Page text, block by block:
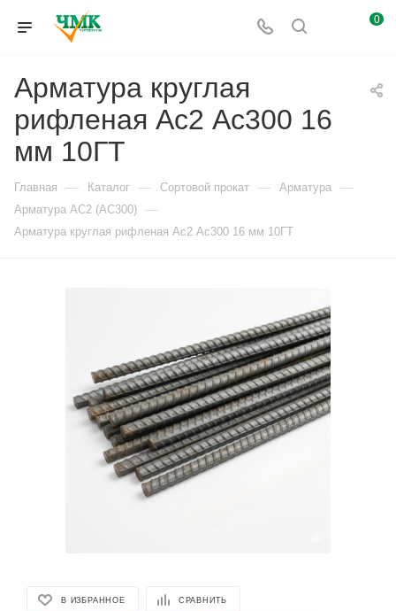
0
Арматура круглая
рифленая Ас2 Ас300 16
мм 10ГТ
Главная — Каталог — Сортовой прокат — Арматура —
Арматура АС2 (АС300) —
Арматура круглая рифленая Ас2 Ас300 16 мм 10ГТ
В ИЗБРАННОЕ СРАВНИТЬ